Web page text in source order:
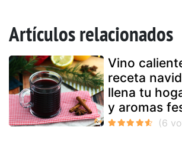
Artículos relacionados
Vino
receta
llena tu
y aromas